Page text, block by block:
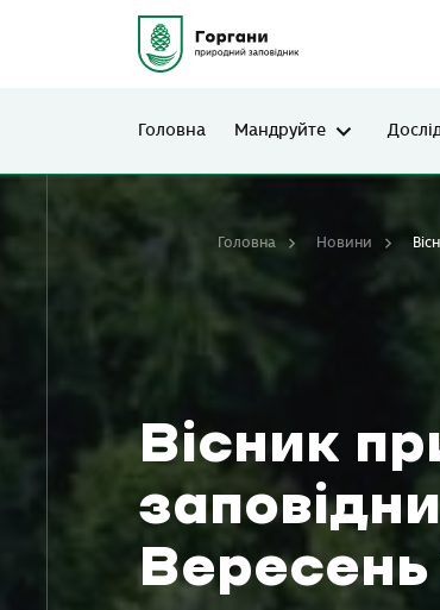
Головна Мандруйте
Вісник
Головна Новини